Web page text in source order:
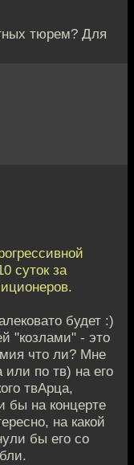
тюрем? Для
суток за
будет :)
"козлами" - это
что ли? Мне
или по тв) на его
твАрца,
бы на концерте
на какой
бы его со